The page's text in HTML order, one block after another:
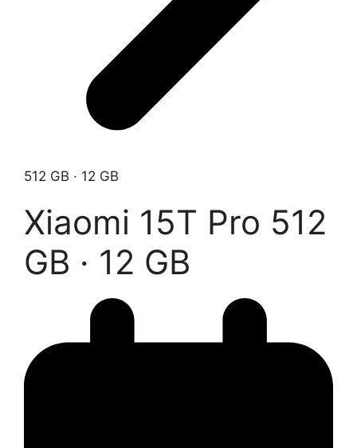
512 GB · 12 GB
Xiaomi 15T Pro 512
GB · 12 GB